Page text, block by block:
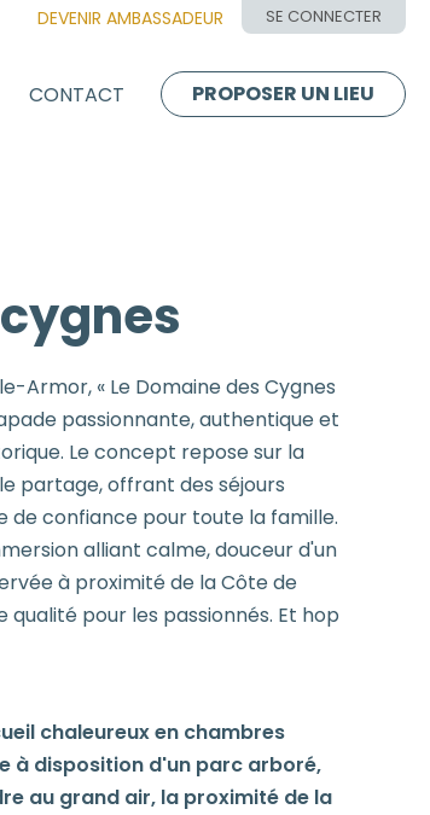
DEVENIR AMBASSADEUR SE CONNECTER
CONTACT PROPOSER UN LIEU
Armor, « Le Domaine des Cygnes
passionnante, authentique et
Le concept repose sur la
partage, offrant des séjours
de confiance pour toute la famille.
alliant calme, douceur d'un
à proximité de la Côte de
pour les passionnés. Et hop
chaleureux en chambres
à disposition d'un parc arboré,
au grand air, la proximité de la